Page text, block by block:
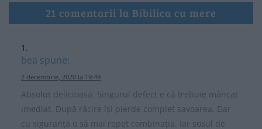
21 comentarii la Bibilica cu mere
bea spune:
2 decembrie, 2020 la 19:49
Absolut delicioasă. Singurul defect e că trebuie mâncat
imediat. După răcire își pierde complet savoarea. Dar
cu siguranță o să mai repet combinația. Iar sosul de